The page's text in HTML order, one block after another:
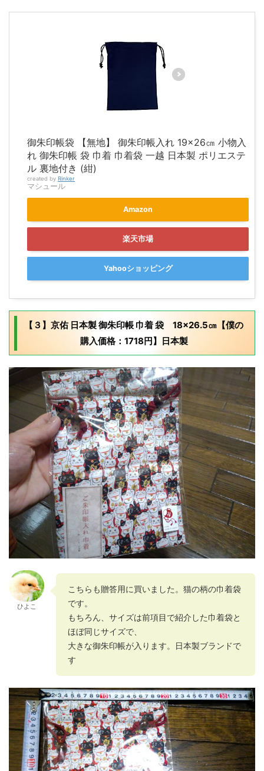
御朱印帳袋 【無地】 御朱印帳入れ 19×26㎝ 小物入
れ 御朱印帳 袋 巾着 巾着袋 一越 日本製 ポリエステ
ル 裏地付き (紺)
created by Rinker
マシュール
Amazon
楽天市場
Yahooショッピング
【３】京佑 日本製 御朱印帳 巾着 袋 18×26.5㎝【僕の
購入価格：1718円】日本製
ひよこ
こちらも贈答用に買いました。猫の柄の巾着袋
です。
もちろん、サイズは前項目で紹介した巾着袋と
ほぼ同じサイズで、
大きな御朱印帳が入ります。日本製ブランドで
す